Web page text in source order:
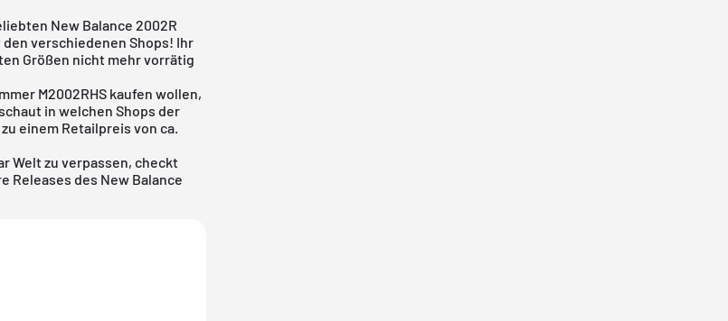
New Balance 2002R
verschiedenen Shops! Ihr
Größen nicht mehr vorrätig
M2002RHS kaufen wollen,
in welchen Shops der
einem Retailpreis von ca.
Welt zu verpassen, checkt
Releases des New Balance